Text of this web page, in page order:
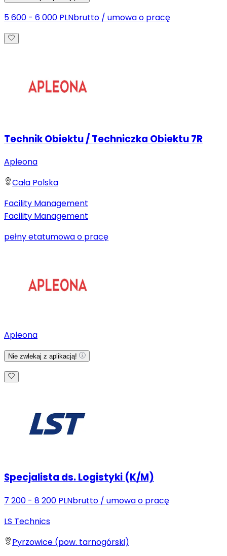
5 600 - 6 000 PLNbrutto / umowa o pracę
Technik Obiektu / Techniczka Obiektu 7R
Apleona
Cała Polska
Facility Management
Facility Management
pełny etatumowa o pracę
Apleona
Nie zwlekaj z aplikacją!
Specjalista ds. Logistyki (K/M)
7 200 - 8 200 PLNbrutto / umowa o pracę
LS Technics
Pyrzowice (pow. tarnogórski)